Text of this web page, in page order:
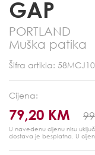
GAP
PORTLAND
Muška patika
Šifra artikla:
Cijena:
79,20 KM
U navedenu cijenu nisu
dostava je besplatna. U